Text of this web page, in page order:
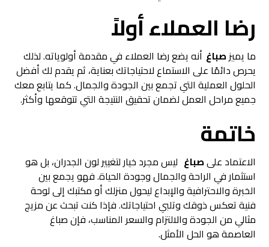
رضا العملاء أولاً
ما يميزصباغ أنه يضع رضا العملاء في مقدمة أولوياته. لذلك
يحرص دائمًا على الاستماع لاحتياجاتك بعناية، ثم يقدم لك أفضل
الحلول العملية التي تجمع بين الجودة والجمال. كما يتابع معك
جميع مراحل العمل لضمان تحقيق النتيجة التي تتوقعها وأكثر.
خاتمة
الاعتماد علىصباغ ليس مجرد خيار لتغيير لون الجدران، بل هو
استثمار في الراحة والجمال وجودة الحياة. فهو يجمع بين
الخبرة والاحترافية والإبداع ليحول منزلك أو مكتبك إلى لوحة
فنية تعكس ذوقك وتلبي احتياجاتك. فإذا كنت تبحث عن مزيج
مثالي من الجودة والالتزام والسعر المناسب، فإن صباغ
العاصمة هو الحل الأمثل.